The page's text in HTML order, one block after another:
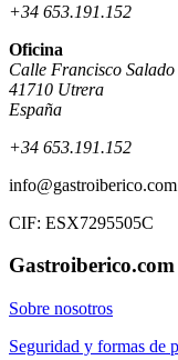
+34 653.191.152
Oficina
Calle Francisco Salado
41710 Utrera
España
+34 653.191.152
info@gastroiberico.com
CIF: ESX7295505C
Gastroiberico.com
Sobre nosotros
Seguridad y formas de